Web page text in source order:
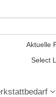
Aktuelle
Select